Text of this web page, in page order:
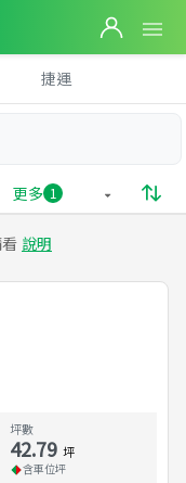
捷運
更多 1
說明
坪數
42.79 坪
含車位坪